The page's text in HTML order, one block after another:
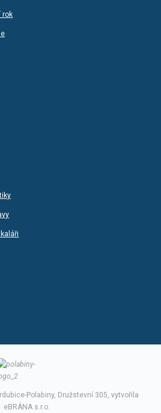
rok
Polabiny, Družstevní 305, vytvořila
eBRÁNA s.r.o.